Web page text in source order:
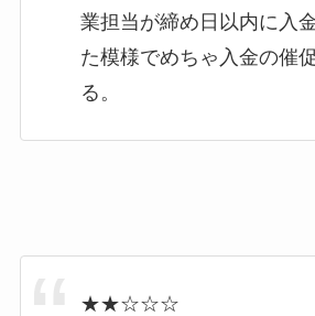
業担当が締め日以内に入
た模様でめちゃ入金の催
る。
★★☆☆☆